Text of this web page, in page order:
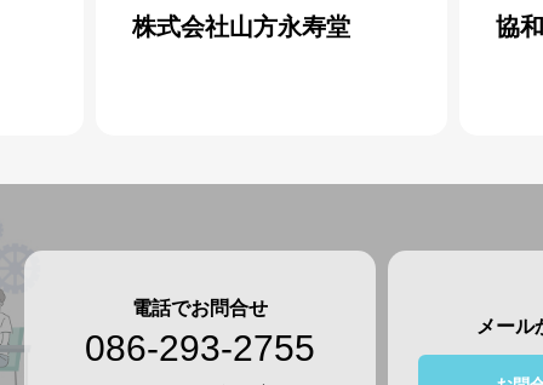
株式会社山方永寿堂 協
電話でお問合せ
086-293-2755
メール